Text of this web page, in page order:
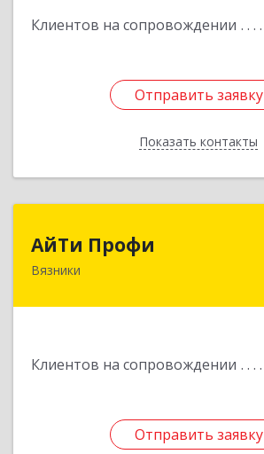
Клиентов на сопровождении
Отправить заявку
Показать контакты
Отправить заявку
Назад
АйТи Профи
Вязники
Клиентов на сопровождении
Отправить заявку
Отправить заявку